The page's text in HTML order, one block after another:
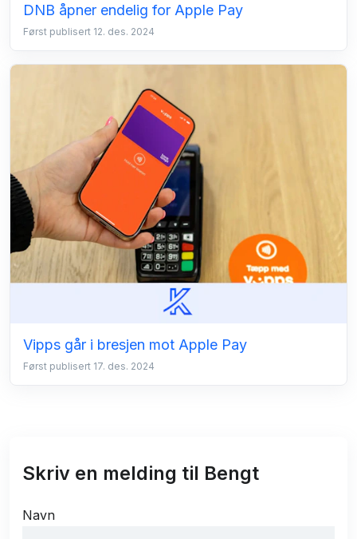
DNB åpner endelig for Apple Pay
Først publisert 12. des. 2024
Vipps går i bresjen mot Apple Pay
Først publisert 17. des. 2024
Skriv en melding til Bengt
Navn